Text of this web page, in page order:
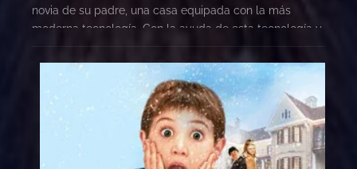
novia de su padre, una casa equipada con la más
moderna tecnología. Con la ayuda de esta tecnología y
haciendo uso de su habitual ingenio, Kevin deberá
hacer frente a unos ladrones, además de intentar
conseguir que sus progenitores se reconcilien. Nueva
entrega de la popular saga de «Solo en casa», que en
esta ocasión, y tras perder progresivamente calidad y
taquilla en las anteriores, ya se hizo directamente para
la televisión y el mercado de video.